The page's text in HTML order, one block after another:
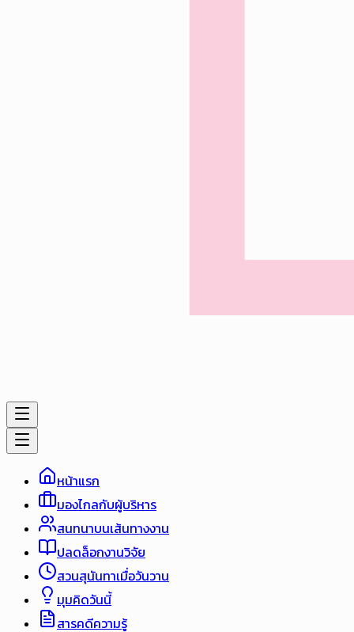
หน้าแรก
มองไกลกับผู้บริหาร
สนทนาบนเส้นทางงาน
ปลดล็อกงานวิจัย
สวนสุนันทาเมื่อวันวาน
มุมคิดวันนี้
สารคดีความรู้